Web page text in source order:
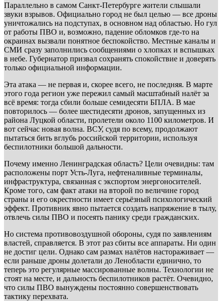
Параллельно в самом Санкт-Петербурге жители слышали
звуки взрывов. Официально город не был целью — все дроны
уничтожались на подступах, в основном над областью. Но гул
от работы ПВО и, возможно, падение обломков где-то на
окраинах вызвали понятное беспокойство. Местные каналы и
СМИ сразу заполнились сообщениями о хлопках и вспышках
в небе. Губернатор призвал сохранять спокойствие и доверять
только официальной информации.
Эта атака — не первая и, скорее всего, не последняя. В марте
этого года регион уже пережил самый масштабный налёт за
всё время: тогда сбили больше семидесяти БПЛА. В мае
повторилось — более шестидесяти дронов, запущенных из
района Луцкой области, пролетели около 1100 километров. И
вот сейчас новая волна. ВСУ, судя по всему, продолжают
пытаться бить вглубь российской территории, используя
беспилотники большой дальности.
Почему именно Ленинградская область? Цели очевидны: там
расположены порт Усть-Луга, нефтеналивные терминалы,
инфраструктура, связанная с экспортом энергоносителей.
Кроме того, сам факт атаки на второй по величине город
страны и его окрестности имеет серьёзный психологический
эффект. Противник явно пытается создать напряжение в тылу,
отвлечь силы ПВО и посеять панику среди гражданских.
Но система противовоздушной обороны, судя по заявлениям
властей, справляется. В этот раз сбиты все аппараты. Ни один
не достиг цели. Однако сам размах налётов настораживает —
если раньше дроны долетали до Ленобласти единично, то
теперь это регулярные массированные волны. Технологии не
стоят на месте, и дальность беспилотников растёт. Очевидно,
что силы ПВО вынуждены постоянно совершенствовать
тактику перехвата.